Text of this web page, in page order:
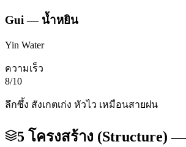
Gui — น้ำหยิน
Yin Water
ความเร็ว
8/10
ลึกซึ้ง สังเกตเก่ง หัวไว เหมือนสายฝน
5 โครงสร้าง (Structure)